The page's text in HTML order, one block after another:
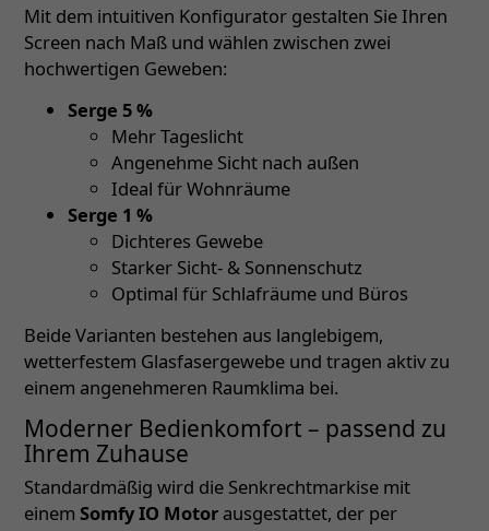
Mit dem intuitiven Konfigurator gestalten Sie Ihren
Screen nach Maß und wählen zwischen zwei
hochwertigen Geweben:
Serge 5 %
Mehr Tageslicht
Angenehme Sicht nach außen
Ideal für Wohnräume
Serge 1 %
Dichteres Gewebe
Starker Sicht- & Sonnenschutz
Optimal für Schlafräume und Büros
Beide Varianten bestehen aus langlebigem,
wetterfestem Glasfasergewebe und tragen aktiv zu
einem angenehmeren Raumklima bei.
Moderner Bedienkomfort – passend zu
Ihrem Zuhause
Standardmäßig wird die Senkrechtmarkise mit
einem Somfy IO Motor ausgestattet, der per